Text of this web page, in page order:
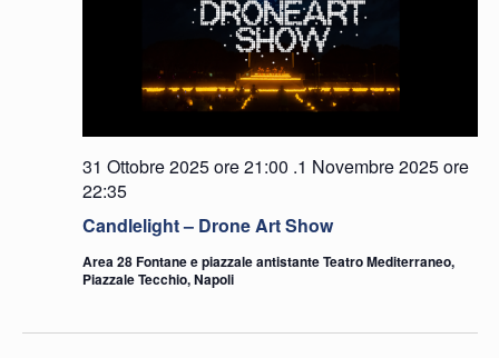
Candlelight – Drone Art Show
31 Ottobre 2025 ore 21:00 .1 Novembre 2025 ore
22:35
Area 28 Fontane e piazzale antistante Teatro Mediterraneo,
Piazzale Tecchio, Napoli